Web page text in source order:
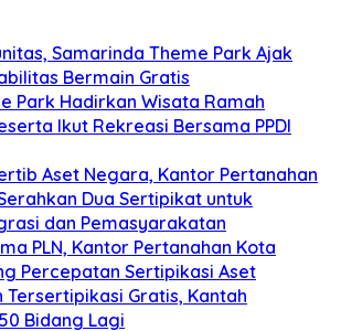
Samarinda Theme Park Ajak
Bermain Gratis
Park Hadirkan Wisata Ramah
Ikut Rekreasi Bersama PPDI
Aset Negara, Kantor Pertanahan
Dua Sertipikat untuk
dan Pemasyarakatan
PLN, Kantor Pertanahan Kota
Percepatan Sertipikasi Aset
Tersertipikasi Gratis, Kantah
Bidang Lagi